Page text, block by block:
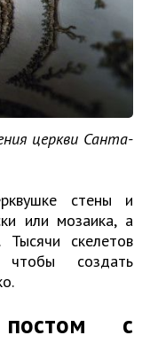
церкви Санта-
стены и
или мозаика, а
скелетов
чтобы создать
с